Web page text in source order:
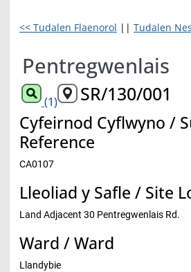
<< Tudalen Flaenorol || Tudalen
Pentregwenlais
(1) SR/130/001
Cyfeirnod Cyflwyno /
Reference
CA0107
Lleoliad y Safle / Site
Land Adjacent 30 Pentregwenlais Rd.
Ward / Ward
Llandybie